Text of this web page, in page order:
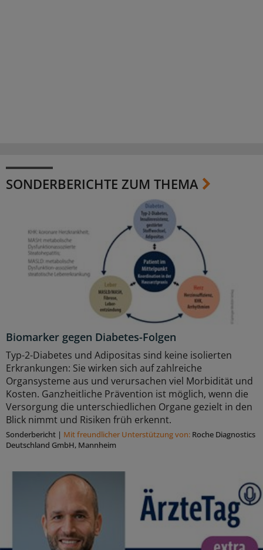
SONDERBERICHTE ZUM THEMA
Biomarker gegen Diabetes-Folgen
Typ-2-Diabetes und Adipositas sind keine isolierten
Erkrankungen: Sie wirken sich auf zahlreiche
Organsysteme aus und verursachen viel Morbidität und
Kosten. Ganzheitliche Prävention ist möglich, wenn die
Versorgung die unterschiedlichen Organe gezielt in den
Blick nimmt und Risiken früh erkennt.
Sonderbericht | Mit freundlicher Unterstützung von: Roche Diagnostics
Deutschland GmbH, Mannheim